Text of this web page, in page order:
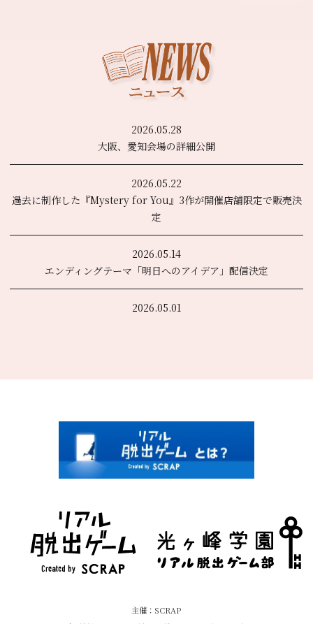
2026.05.28
大阪、愛知会場の詳細公開
2026.05.22
過去に制作した『Mystery for You』3作が開催店舗限定で販売決
定
2026.05.14
エンディングテーマ「明日へのアイデア」配信決定
2026.05.01
2026.03.18
イベントテーマソング「最後の放課後からの脱出」配信決定
主催：SCRAP